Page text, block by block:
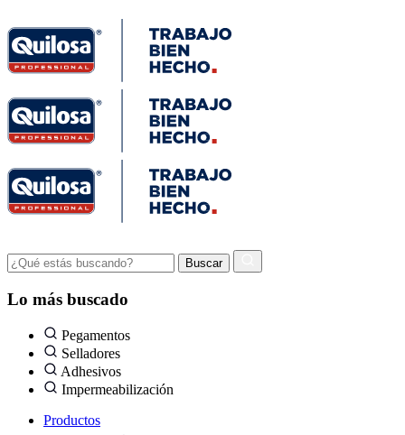
Lo más buscado
Pegamentos
Selladores
Adhesivos
Impermeabilización
Productos